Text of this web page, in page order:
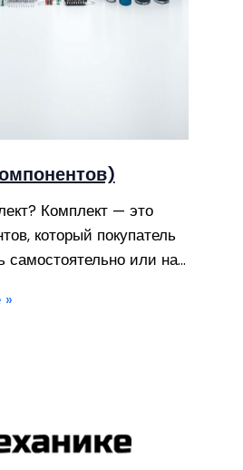
Комплект — это
который покупатель
самостоятельно или на…